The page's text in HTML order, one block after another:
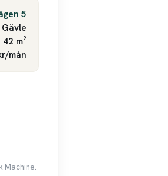
5
Gävle
m²
mån
Machine.